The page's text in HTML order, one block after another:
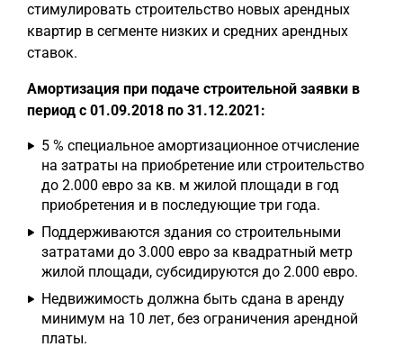
стимулировать строительство новых арендных
квартир в сегменте низких и средних арендных
ставок.
Амортизация при подаче строительной заявки в
период с 01.09.2018 по 31.12.2021:
5 % специальное амортизационное отчисление
на затраты на приобретение или строительство
до 2.000 евро за кв. м жилой площади в год
приобретения и в последующие три года.
Поддерживаются здания со строительными
затратами до 3.000 евро за квадратный метр
жилой площади, субсидируются до 2.000 евро.
Недвижимость должна быть сдана в аренду
минимум на 10 лет, без ограничения арендной
платы.